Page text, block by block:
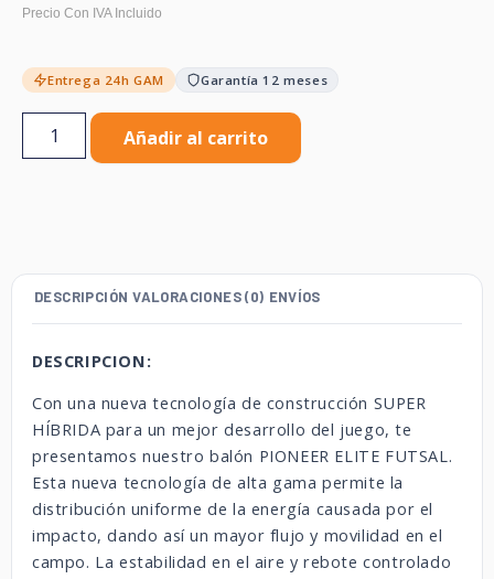
Entrega 24h GAM Garantía 12 meses
Añadir al carrito
DESCRIPCIÓN VALORACIONES (0) ENVÍOS
DESCRIPCION:
Con una nueva tecnología de construcción SUPER
HÍBRIDA para un mejor desarrollo del juego, te
presentamos nuestro balón PIONEER ELITE FUTSAL.
Esta nueva tecnología de alta gama permite la
distribución uniforme de la energía causada por el
impacto, dando así un mayor flujo y movilidad en el
campo. La estabilidad en el aire y rebote controlado